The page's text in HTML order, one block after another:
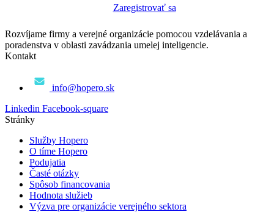
Zaregistrovať sa
Rozvíjame firmy a verejné organizácie pomocou vzdelávania a
poradenstva v oblasti zavádzania umelej inteligencie.
Kontakt
info@hopero.sk
Linkedin Facebook-square
Stránky
Služby Hopero
O tíme Hopero
Podujatia
Časté otázky
Spôsob financovania
Hodnota služieb
Výzva pre organizácie verejného sektora